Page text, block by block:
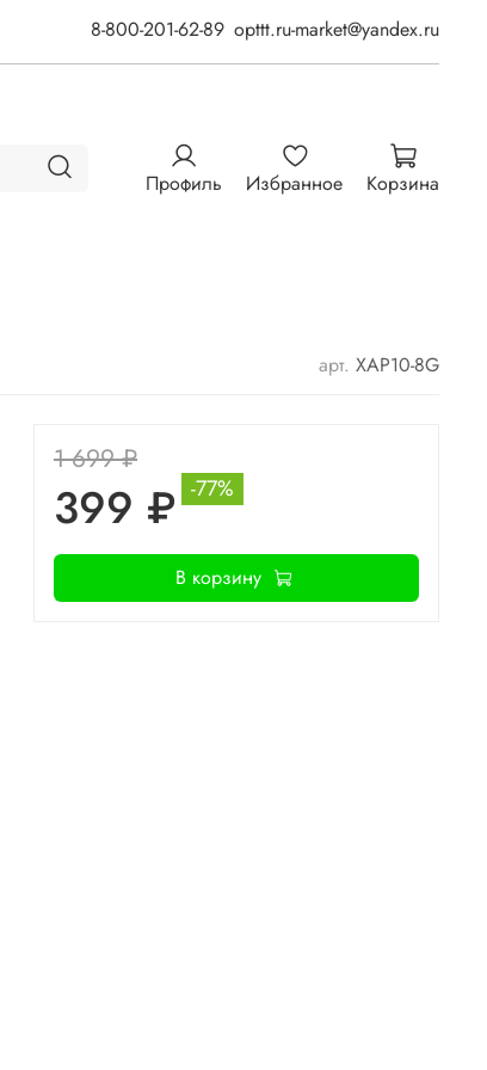
8-800-201-62-89 opttt.ru-market@yandex.ru
Профиль Избранное Корзина
арт. ХАР10-8G
1 699 ₽
399 ₽ -77%
В корзину